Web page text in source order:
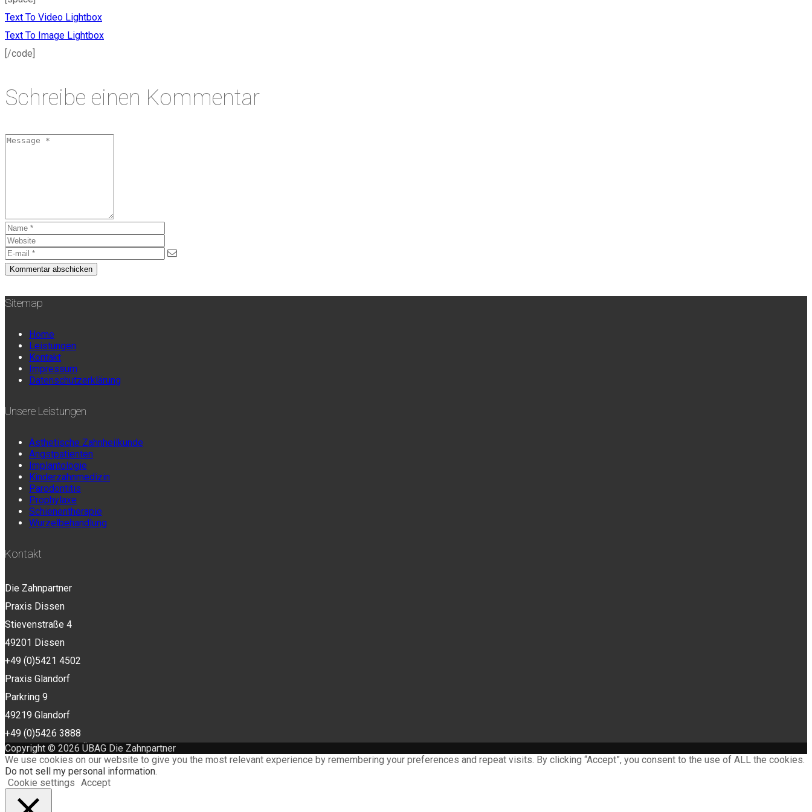
Text To Video Lightbox
Text To Image Lightbox
[/code]
Schreibe einen Kommentar
Sitemap
Home
Leistungen
Kontakt
Impressum
Datenschutzerklärung
Unsere Leistungen
Ästhetische Zahnheilkunde
Angstpatienten
Implantologie
Kinderzahnmedizin
Parodontitis
Prophylaxe
Schienentherapie
Wurzelbehandlung
Kontakt
Die Zahnpartner
Praxis Dissen
Stievenstraße 4
49201 Dissen
+49 (0)5421 4502
Praxis Glandorf
Parkring 9
49219 Glandorf
+49 (0)5426 3888
Copyright © 2026 ÜBAG Die Zahnpartner
We use cookies on our website to give you the most relevant experience by remembering your preferences and repeat visits. By clicking “Accept”, you consent to the use of ALL the cookies.
Do not sell my personal information.
Cookie settings Accept